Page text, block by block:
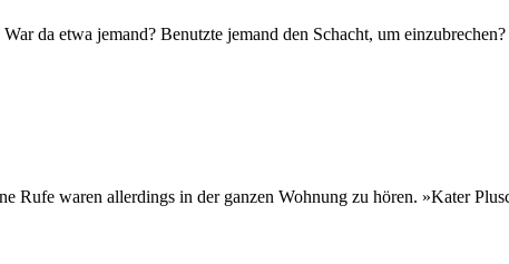
da etwa jemand? Benutzte jemand den Schacht, um
Rufe waren allerdings in der ganzen Wohnung zu hören. »Kater